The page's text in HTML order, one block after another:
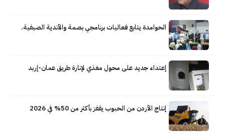
الحوامدة يتابع فعاليات برنامجي بصمة والأندية الصيفية.
إعتداء جديد على محول مغذي لإنارة طريق عمان-إربد
إنتاج الأردن من الحبوب يقفز بأكثر من 50% في 2026